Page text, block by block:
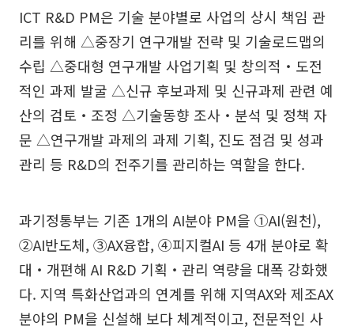
ICT R&D PM은 기술 분야별로 사업의 상시 책임 관
리를 위해 △중장기 연구개발 전략 및 기술로드맵의
수립 △중대형 연구개발 사업기획 및 창의적‧도전
적인 과제 발굴 △신규 후보과제 및 신규과제 관련 예
산의 검토‧조정 △기술동향 조사‧분석 및 정책 자
문 △연구개발 과제의 과제 기획, 진도 점검 및 성과
관리 등 R&D의 전주기를 관리하는 역할을 한다.
과기정통부는 기존 1개의 AI분야 PM을 ①AI(원천),
②AI반도체, ③AX융합, ④피지컬AI 등 4개 분야로 확
대‧개편해 AI R&D 기획‧관리 역량을 대폭 강화했
다. 지역 특화산업과의 연계를 위해 지역AX와 제조AX
분야의 PM을 신설해 보다 체계적이고, 전문적인 사